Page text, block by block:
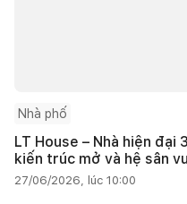
Nhà phố
LT House – Nhà hiện
kiến trúc mở và hệ sân
27/06/2026, lúc 10:00